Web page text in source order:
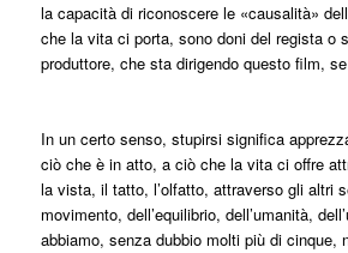
la capacità di riconoscere le «causalità»
che la vita ci porta, sono doni del regista o
produttore, che sta dirigendo questo film,
In un certo senso, stupirsi significa
ciò che è in atto, a ciò che la vita ci offre
la vista, il tatto, l’olfatto, attraverso gli altri
movimento, dell’equilibrio, dell’umanità,
abbiamo, senza dubbio molti più di cinque,